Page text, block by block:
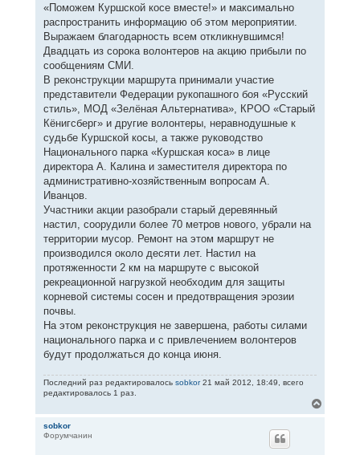
«Поможем Куршской косе вместе!» и максимально
распространить информацию об этом мероприятии.
Выражаем благодарность всем откликнувшимся!
Двадцать из сорока волонтеров на акцию прибыли по
сообщениям СМИ.
В реконструкции маршрута принимали участие
представители Федерации рукопашного боя «Русский
стиль», МОД «Зелёная Альтернатива», КРОО «Старый
Кёнигсберг» и другие волонтеры, неравнодушные к
судьбе Куршской косы, а также руководство
Национального парка «Куршская коса» в лице
директора А. Калина и заместителя директора по
административно-хозяйственным вопросам А.
Иванцов.
Участники акции разобрали старый деревянный
настил, соорудили более 70 метров нового, убрали на
территории мусор. Ремонт на этом маршрут не
производился около десяти лет. Настил на
протяженности 2 км на маршруте с высокой
рекреационной нагрузкой необходим для защиты
корневой системы сосен и предотвращения эрозии
почвы.
На этом реконструкция не завершена, работы силами
национального парка и с привлечением волонтеров
будут продолжаться до конца июня.
Последний раз редактировалось sobkor21 май 2012, 18:49, всего
редактировалось 1 раз.
е
sobkor
Форумчанин